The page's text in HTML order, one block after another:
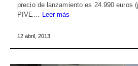
precio de lanzamiento es 24.990 euros
PIVE… Leer más
12 abril, 2013